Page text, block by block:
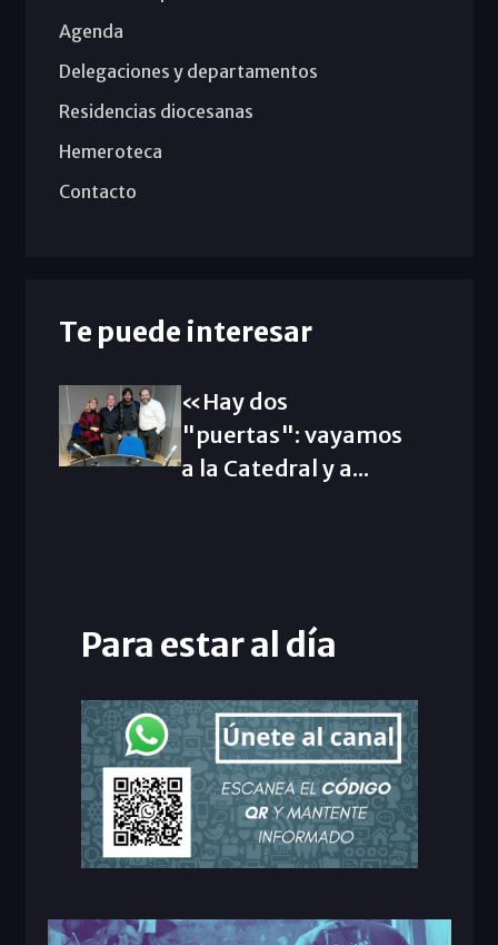
Agenda
Delegaciones y departamentos
Residencias diocesanas
Hemeroteca
Contacto
Te puede interesar
«Hay dos
"puertas": vayamos
a la Catedral y a...
Para estar al día